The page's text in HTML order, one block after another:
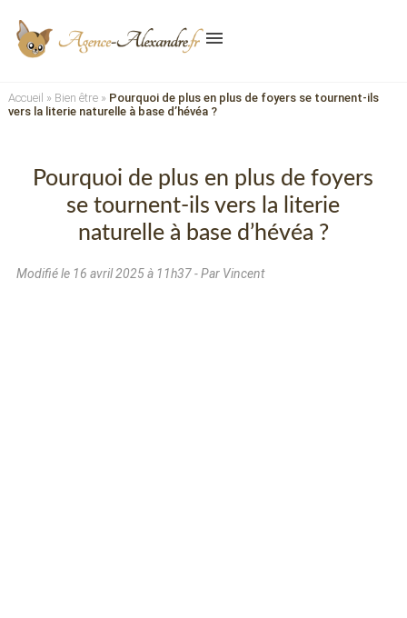
menu
Accueil » Bien être» Pourquoi de plus en plus de foyers se tournent-ils
vers la literie naturelle à base d’hévéa ?
Pourquoi de plus en plus de foyers
se tournent-ils vers la literie
naturelle à base d’hévéa ?
Modifié le 16 avril 2025 à 11h37- Par Vincent